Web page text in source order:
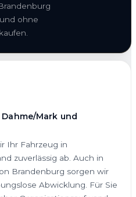
ohne
Mark und
Ihr Fahrzeug in
zuverlässig ab. Auch in
Brandenburg sorgen wir
Abwicklung. Für Sie